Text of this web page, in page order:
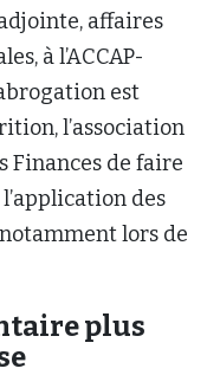
affaires
à l’ACCAP-
est
l’association
Finances de faire
des
lors de
plus